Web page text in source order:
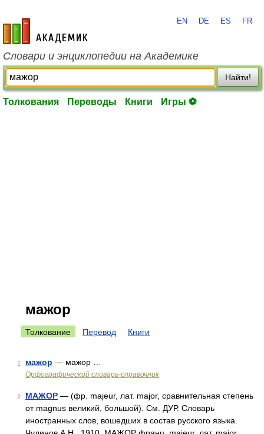
academic.ru
EN DE ES FR
Словари и энциклопедии на Академике
Найти!
Толкования Переводы Книги Игры ⚽
мажор
Толкование Перевод Книги
1 мажор — мажор …
Орфографический словарь-справочник
2 МАЖОР — (фр. majeur, лат. major, сравнительная степень
от magnus великий, большой). См. ДУР. Словарь
иностранных слов, вошедших в состав русского языка.